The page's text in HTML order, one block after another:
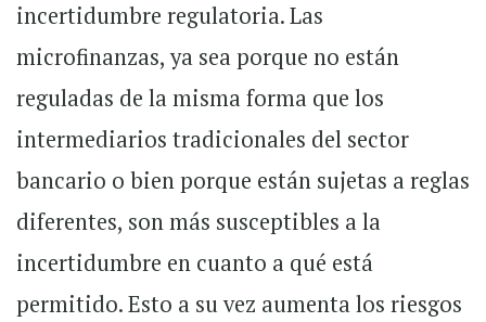
incertidumbre regulatoria. Las
microfinanzas, ya sea porque no están
reguladas de la misma forma que los
intermediarios tradicionales del sector
bancario o bien porque están sujetas a reglas
diferentes, son más susceptibles a la
incertidumbre en cuanto a qué está
permitido. Esto a su vez aumenta los riesgos